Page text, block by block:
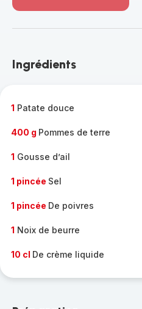
-
gamme
Ingrédients
1 Patate douce
400 g Pommes de terre
1 Gousse d’ail
1 pincée Sel
1 pincée De poivres
1 Noix de beurre
10 cl De crème liquide